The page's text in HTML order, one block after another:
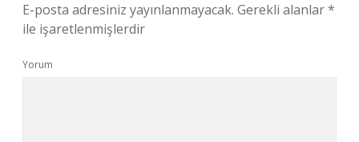
E-posta adresiniz yayınlanmayacak. Gerekli alanlar*
ile işaretlenmişlerdir
Yorum